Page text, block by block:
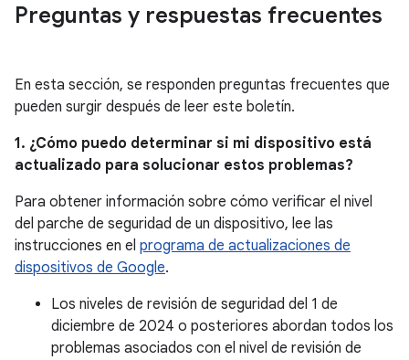
Preguntas y respuestas frecuentes
En esta sección, se responden preguntas frecuentes que
pueden surgir después de leer este boletín.
1. ¿Cómo puedo determinar si mi dispositivo está
actualizado para solucionar estos problemas?
Para obtener información sobre cómo verificar el nivel
del parche de seguridad de un dispositivo, lee las
instrucciones en el programa de actualizaciones de
dispositivos de Google.
Los niveles de revisión de seguridad del 1 de
diciembre de 2024 o posteriores abordan todos los
problemas asociados con el nivel de revisión de